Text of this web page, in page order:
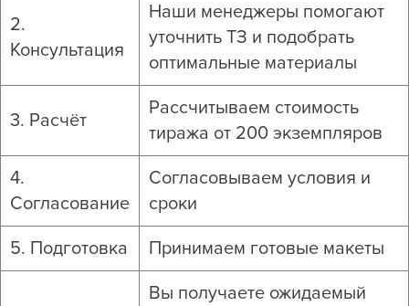
2.
Консультация
Наши менеджеры помогают
уточнить ТЗ и подобрать
оптимальные материалы
3. Расчёт
Рассчитываем стоимость
тиража от 200 экземпляров
4.
Согласование
Согласовываем условия и
сроки
5. Подготовка Принимаем готовые макеты
Вы получаете ожидаемый